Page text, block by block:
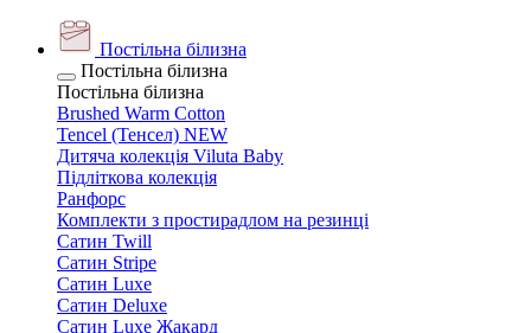
Постільна білизна
Постільна білизна
Постільна білизна
Brushed Warm Cotton
Tencel (Тенсел) NEW
Дитяча колекція Viluta Baby
Підліткова колекція
Ранфорс
Комплекти з простирадлом на резинці
Сатин Twill
Сатин Stripe
Сатин Luxe
Сатин Deluxe
Сатин Luxe Жакард